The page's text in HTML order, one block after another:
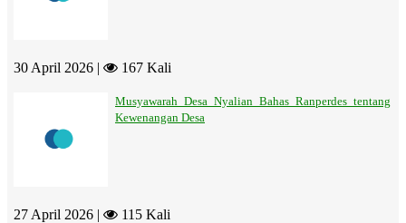
30 April 2026 | 167 Kali
Musyawarah Desa Nyalian Bahas Ranperdes tentang
Kewenangan Desa
27 April 2026 | 115 Kali